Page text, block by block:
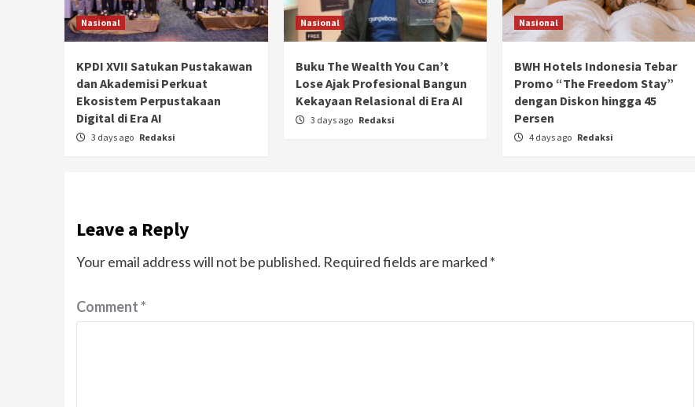
Nasional
KPDI XVII Satukan Pustakawan
dan Akademisi Perkuat
Ekosistem Perpustakaan
Digital di Era AI
3 days ago Redaksi
Nasional
Buku The Wealth You Can’t
Lose Ajak Profesional Bangun
Kekayaan Relasional di Era AI
3 days ago Redaksi
Nasional
BWH Hotels Indonesia Tebar
Promo “The Freedom Stay”
dengan Diskon hingga 45
Persen
4 days ago Redaksi
Leave a Reply
Your email address will not be published. Required fields are marked *
Comment*